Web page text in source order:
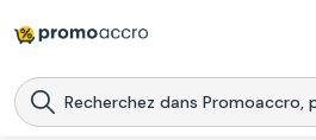
Magasins
Produits